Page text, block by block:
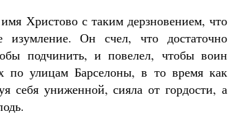
Христово с таким дерзновением, что
изумление. Он счел, что достаточно
подчинить, и повелел, чтобы воин
по улицам Барселоны, в то время как
себя униженной, сияла от гордости, а